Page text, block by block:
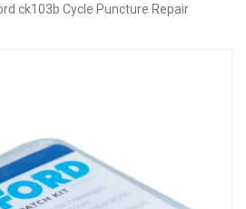
ck103b Cycle Puncture Repair